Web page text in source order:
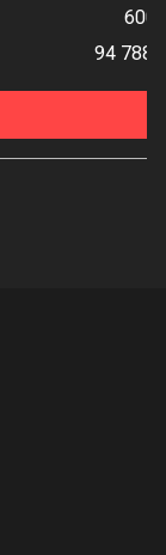
6000
94 788 ₽